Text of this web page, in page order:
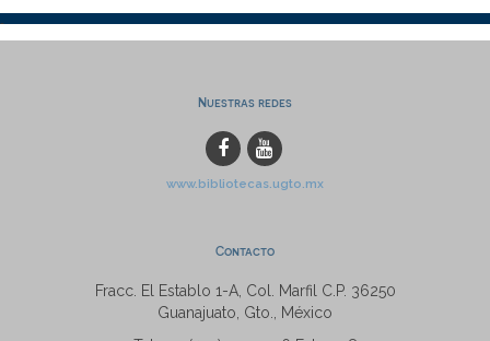
Nuestras redes
www.bibliotecas.ugto.mx
Contacto
Fracc. El Establo 1-A, Col. Marfil C.P. 36250
Guanajuato, Gto., México